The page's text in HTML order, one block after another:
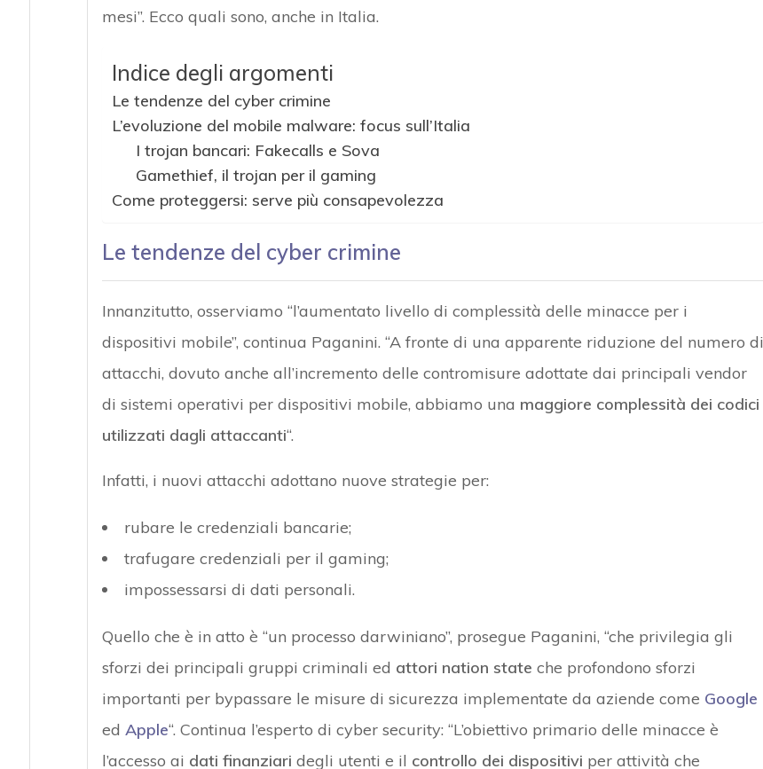
mesi”. Ecco quali sono, anche in Italia.
Indice degli argomenti
Le tendenze del cyber crimine
L’evoluzione del mobile malware: focus sull’Italia
I trojan bancari: Fakecalls e Sova
Gamethief, il trojan per il gaming
Come proteggersi: serve più consapevolezza
Le tendenze del cyber crimine
Innanzitutto, osserviamo “l’aumentato livello di complessità delle minacce per i
dispositivi mobile”, continua Paganini. “A fronte di una apparente riduzione del numero di
attacchi, dovuto anche all’incremento delle contromisure adottate dai principali vendor
di sistemi operativi per dispositivi mobile, abbiamo una maggiore complessità dei codici
utilizzati dagli attaccanti“.
Infatti, i nuovi attacchi adottano nuove strategie per:
rubare le credenziali bancarie;
trafugare credenziali per il gaming;
impossessarsi di dati personali.
Quello che è in atto è “un processo darwiniano”, prosegue Paganini, “che privilegia gli
sforzi dei principali gruppi criminali ed attori nation state che profondono sforzi
importanti per bypassare le misure di sicurezza implementate da aziende come Google
ed Apple“. Continua l’esperto di cyber security: “L’obiettivo primario delle minacce è
l’accesso ai dati finanziari degli utenti e il controllo dei dispositivi per attività che